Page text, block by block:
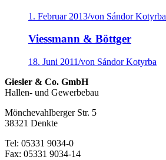
1. Februar 2013/von Sándor Kotyrba
Viessmann & Böttger
18. Juni 2011/von Sándor Kotyrba
Giesler & Co. GmbH
Hallen- und Gewerbebau
Mönchevahlberger Str. 5
38321 Denkte
Tel: 05331 9034-0
Fax: 05331 9034-14